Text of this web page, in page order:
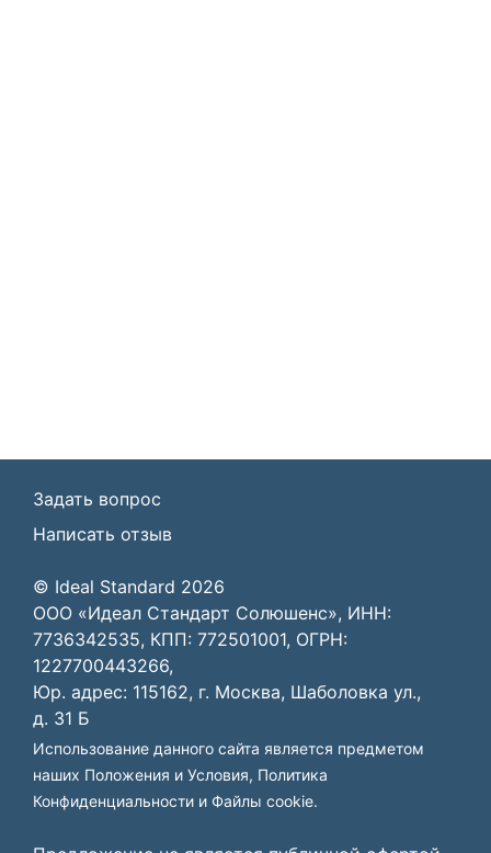
Задать вопрос
Написать отзыв
© Ideal Standard 2026
ООО «Идеал Стандарт Солюшенс», ИНН:
7736342535, КПП: 772501001, ОГРН:
1227700443266,
Юр. адрес: 115162, г. Москва, Шаболовка ул.,
д. 31 Б
Использование данного сайта является предметом
наших Положения и Условия, Политика
Конфиденциальности и Файлы cookie.